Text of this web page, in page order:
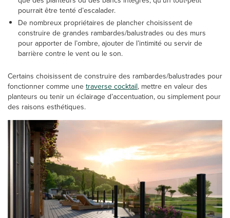
pourrait être tenté d’escalader.
De nombreux propriétaires de plancher choisissent de
construire de grandes rambardes/balustrades ou des murs
pour apporter de l’ombre, ajouter de l’intimité ou servir de
barrière contre le vent ou le son.
Certains choisissent de construire des rambardes/balustrades pour
fonctionner comme unetraverse cocktail, mettre en valeur des
planteurs ou tenir un éclairage d’accentuation, ou simplement pour
des raisons esthétiques.